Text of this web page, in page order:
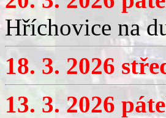
Hříchovice na
18. 3. 2026
13. 3. 2026